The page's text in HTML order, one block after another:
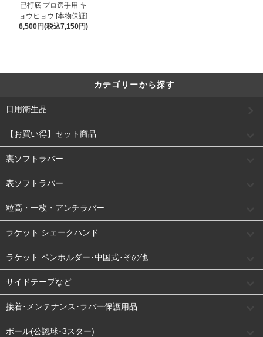
已打底 プロ選手用 キ
ョウヒョウ [本物保証]
6,500円(税込7,150円)
カテゴリーから探す
日用衛生品
【お買い得】セット商品
裏ソフトラバー
表ソフトラバー
粒高・一枚・アンチラバー
ラケット シェークハンド
ラケット ペンホルダー･中国式･その他
サイドテープなど
接着･メンテナンス･ラバー保護用品
ボール(公認球･3スター)